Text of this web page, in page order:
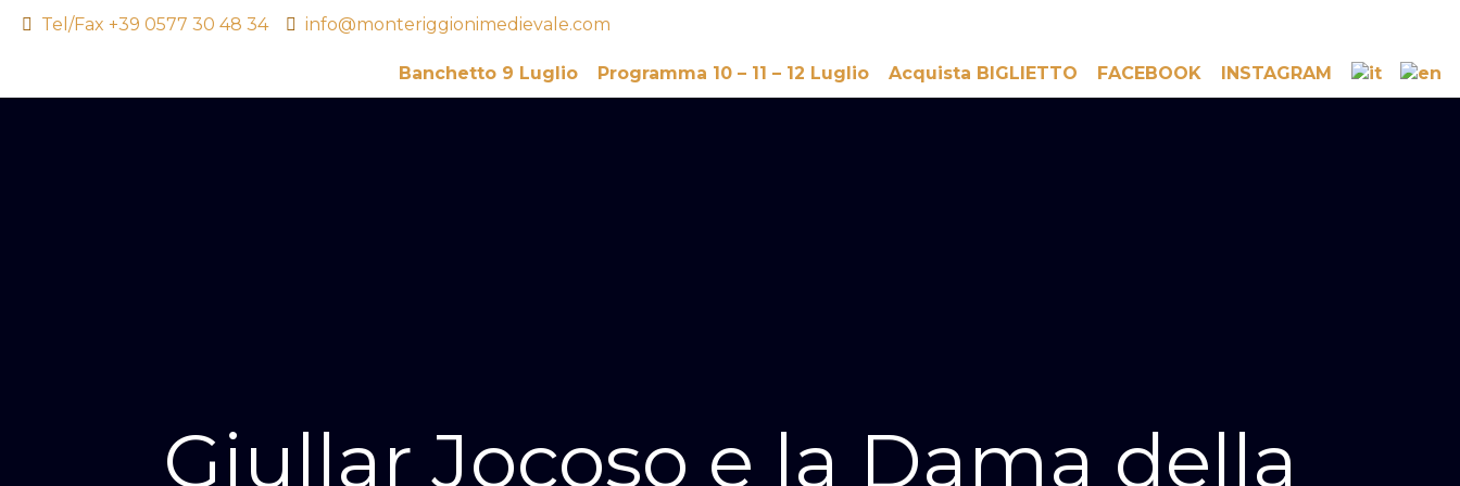
Tel/Fax +39 0577 30 48 34 info@monteriggionimedievale.com
Banchetto 9 Luglio Programma 10 – 11 – 12 Luglio Acquista BIGLIETTO FACEBOOK INSTAGRAM
Giullar Jocoso e la Dama della